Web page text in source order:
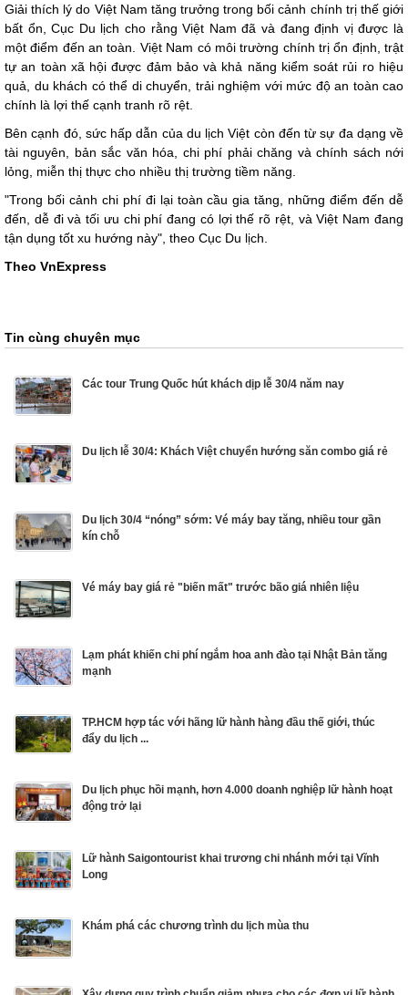
Giải thích lý do Việt Nam tăng trưởng trong bối cảnh chính trị thế giới
bất ổn, Cục Du lịch cho rằng Việt Nam đã và đang định vị được là
một điểm đến an toàn. Việt Nam có môi trường chính trị ổn định, trật
tự an toàn xã hội được đảm bảo và khả năng kiểm soát rủi ro hiệu
quả, du khách có thể di chuyển, trải nghiệm với mức độ an toàn cao
chính là lợi thế cạnh tranh rõ rệt.
Bên cạnh đó, sức hấp dẫn của du lịch Việt còn đến từ sự đa dạng về
tài nguyên, bản sắc văn hóa, chi phí phải chăng và chính sách nới
lỏng, miễn thị thực cho nhiều thị trường tiềm năng.
"Trong bối cảnh chi phí đi lại toàn cầu gia tăng, những điểm đến dễ
đến, dễ đi và tối ưu chi phí đang có lợi thế rõ rệt, và Việt Nam đang
tận dụng tốt xu hướng này", theo Cục Du lịch.
Theo VnExpress
Tin cùng chuyên mục
Các tour Trung Quốc hút khách dịp lễ 30/4 năm nay
Du lịch lễ 30/4: Khách Việt chuyển hướng săn combo giá rẻ
Du lịch 30/4 “nóng” sớm: Vé máy bay tăng, nhiều tour gần
kín chỗ
Vé máy bay giá rẻ "biến mất" trước bão giá nhiên liệu
Lạm phát khiến chi phí ngắm hoa anh đào tại Nhật Bản tăng
mạnh
TP.HCM hợp tác với hãng lữ hành hàng đầu thế giới, thúc
đẩy du lịch ...
Du lịch phục hồi mạnh, hơn 4.000 doanh nghiệp lữ hành hoạt
động trở lại
Lữ hành Saigontourist khai trương chi nhánh mới tại Vĩnh
Long
Khám phá các chương trình du lịch mùa thu